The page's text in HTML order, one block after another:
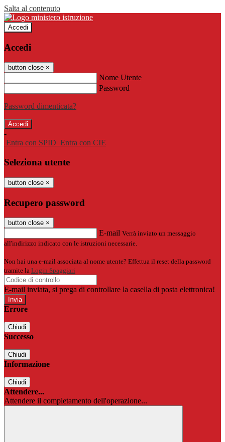
Salta al contenuto
Accedi
Accedi
button close ×
Nome Utente
Password
Password dimenticata?
-
Entra con SPID Entra con CIE
Seleziona utente
button close ×
Recupero password
button close ×
E-mail Verrà inviato un messaggio
all'indirizzo indicato con le istruzioni necessarie.
Non hai una e-mail associata al nome utente? Effettua il reset della password
tramite la Login Spaggiari
E-mail inviata, si prega di controllare la casella di posta elettronica!
Errore
Chiudi
Successo
Chiudi
Informazione
Chiudi
Attendere...
Attendere il completamento dell'operazione...